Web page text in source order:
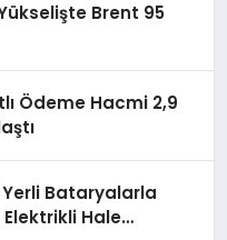
Brent 95
Ödeme Hacmi 2,9
Yerli Bataryalarla
Elektrikli Hale